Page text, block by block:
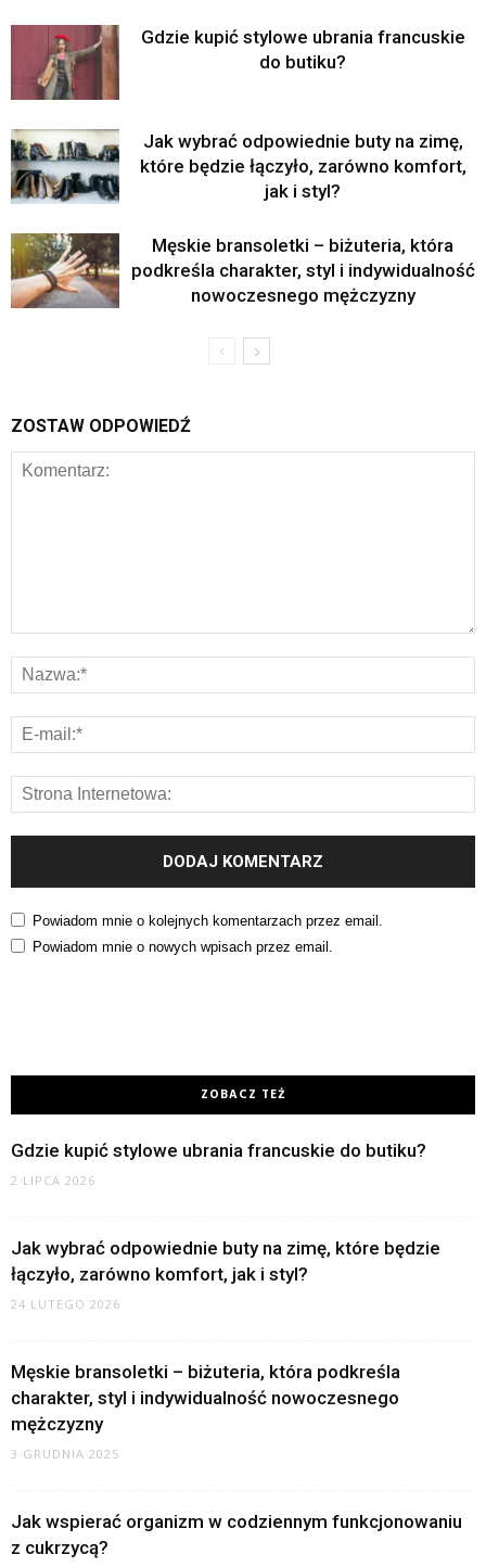
Gdzie kupić stylowe ubrania francuskie
do butiku?
Jak wybrać odpowiednie buty na zimę,
które będzie łączyło, zarówno komfort,
jak i styl?
Męskie bransoletki – biżuteria, która
podkreśla charakter, styl i indywidualność
nowoczesnego mężczyzny
ZOSTAW ODPOWIEDŹ
Powiadom mnie o kolejnych komentarzach przez email.
Powiadom mnie o nowych wpisach przez email.
ZOBACZ TEŻ
Gdzie kupić stylowe ubrania francuskie do butiku?
2 LIPCA 2026
Jak wybrać odpowiednie buty na zimę, które będzie
łączyło, zarówno komfort, jak i styl?
24 LUTEGO 2026
Męskie bransoletki – biżuteria, która podkreśla
charakter, styl i indywidualność nowoczesnego
mężczyzny
3 GRUDNIA 2025
Jak wspierać organizm w codziennym funkcjonowaniu
z cukrzycą?